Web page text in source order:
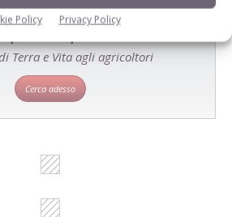
Policy Privacy Policy
Terra e Vita agli agricoltori
Cerca adesso